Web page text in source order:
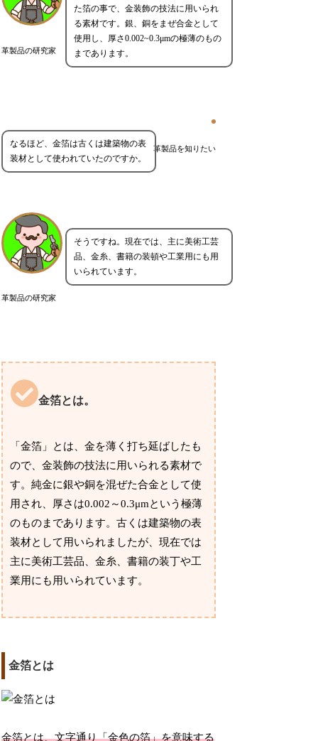
革製品の研究家
た箔の事で、金装飾の技法に用いられ
る素材です。銀、銅をまぜ合金として
使用し、厚さ0.002~0.3μmの極薄のもの
まであります。
革製品を知りたい
なるほど、金箔は古くは建築物の表
装材として使われていたのですか。
革製品の研究家
そうですね。現在では、主に美術工芸
品、金糸、書籍の装頓や工業用にも用
いられています。
金箔とは。
「金箔」とは、金を薄く打ち延ばしたも
ので、金装飾の技法に用いられる素材で
す。純金に銀や銅を混ぜた合金として使
用され、厚さは0.002～0.3μmという極薄
のものまであります。古くは建築物の表
装材として用いられましたが、現在では
主に美術工芸品、金糸、書籍の装丁や工
業用にも用いられています。
金箔とは
金箔とは、文字通り「金色の箔」を意味する